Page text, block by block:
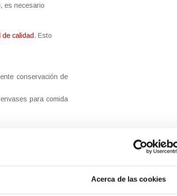
Acerca de las cookies
es necesario
de calidad. Esto
conservación de
para comida
a las
y a usted la
se refiere,